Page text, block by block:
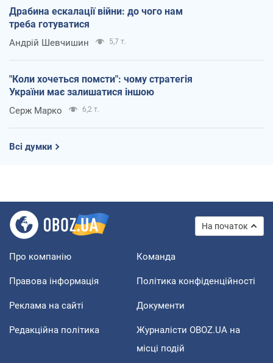
Драбина ескалації війни: до чого нам
треба готуватися
Андрій Шевчишин 5,7 т.
"Коли хочеться помсти": чому стратегія
України має залишатися іншою
Серж Марко 6,2 т.
Всі думки
На початок
Про компанію Команда
Правова інформація Політика конфіденційності
Реклама на сайті Документи
Редакційна політика
Журналісти OBOZ.UA на
місці подій